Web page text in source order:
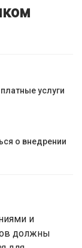
услуги
о внедрении
и
должны